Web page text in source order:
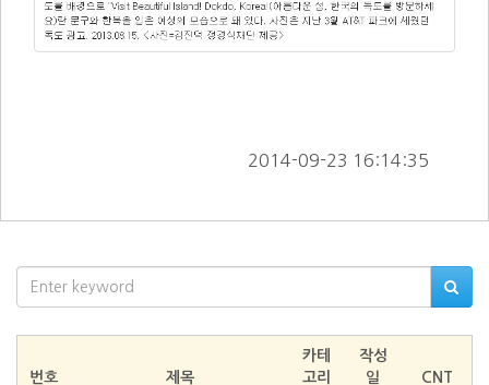
        2014-09-23 16:14:35
번호 제목
카테
고리
작성
일
CNT